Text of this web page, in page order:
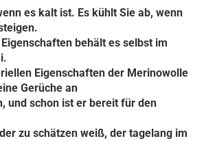
es kalt ist. Es kühlt Sie ab, wenn
behält es selbst im
Eigenschaften der Merinowolle
Gerüche an
und schon ist er bereit für den
zu schätzen weiß, der tagelang im